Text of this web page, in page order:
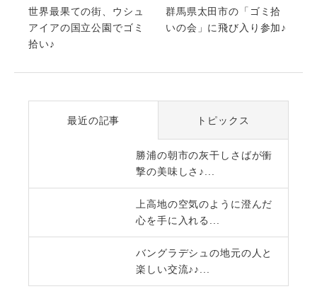
世界最果ての街、ウシュ
アイアの国立公園でゴミ
拾い♪
群馬県太田市の「ゴミ拾
いの会」に飛び入り参加♪
最近の記事 トピックス
勝浦の朝市の灰干しさばが衝
撃の美味しさ♪...
上高地の空気のように澄んだ
心を手に入れる...
バングラデシュの地元の人と
楽しい交流♪♪...